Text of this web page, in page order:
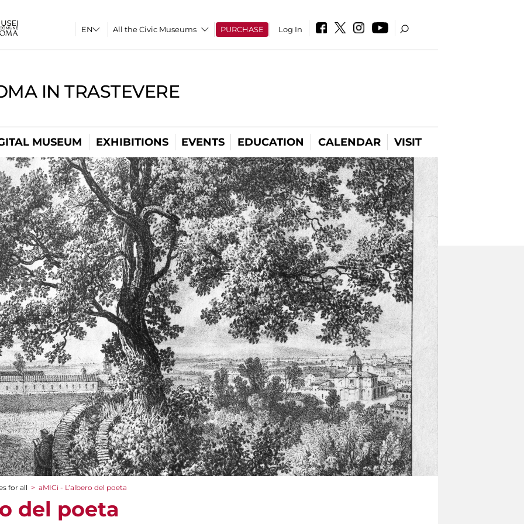
All the Civic Museums PURCHASE Log In
IN TRASTEVERE
MUSEUM EXHIBITIONS EVENTS EDUCATION CALENDAR VISIT
for all > aMICi - L’albero del poeta
del poeta